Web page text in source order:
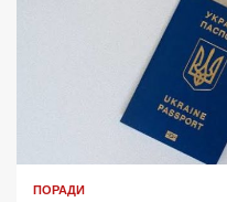
ПОРАДИ